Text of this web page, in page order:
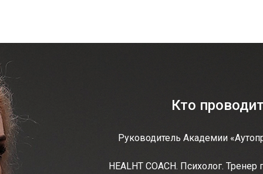
Кто
Руководитель Академии
HEALHT COACH. Психолог.